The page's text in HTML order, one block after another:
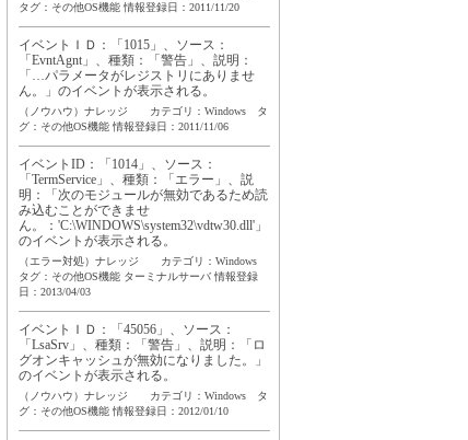
タグ： その他OS機能 情報登録日：2011/11/20
イベントＩＤ：「1015」、ソース：
「EvntAgnt」、種類：「警告」、説明：
「…パラメータがレジストリにありませ
ん。」のイベントが表示される。
（ノウハウ）ナレッジ カテゴリ：Windows タ
グ： その他OS機能 情報登録日：2011/11/06
イベントID：「1014」、ソース：
「TermService」、種類：「エラー」、説
明：「次のモジュールが無効であるため読
み込むことができませ
ん。：'C:\WINDOWS\system32\vdtw30.dll'」
のイベントが表示される。
（エラー対処）ナレッジ カテゴリ：Windows
タグ： その他OS機能 ターミナルサーバ 情報登録
日：2013/04/03
イベントＩＤ：「45056」、ソース：
「LsaSrv」、種類：「警告」、説明：「ロ
グオンキャッシュが無効になりました。」
のイベントが表示される。
（ノウハウ）ナレッジ カテゴリ：Windows タ
グ： その他OS機能 情報登録日：2012/01/10